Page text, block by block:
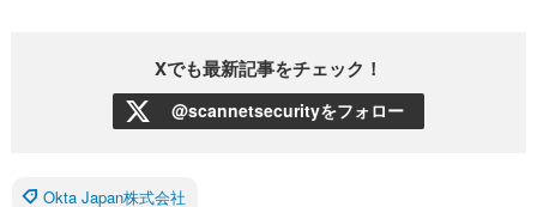
Xでも最新記事をチェック！
@scannetsecurityをフォロー
Okta Japan株式会社